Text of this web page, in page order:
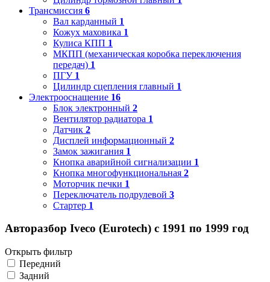
Трансмиссия 6
Вал карданный 1
Кожух маховика 1
Кулиса КПП 1
МКПП (механическая коробка переключения
передач) 1
ПГУ 1
Цилиндр сцепления главный 1
Электрооснащение 16
Блок электронный 2
Вентилятор радиатора 1
Датчик 2
Дисплей информационный 2
Замок зажигания 1
Кнопка аварийной сигнализации 1
Кнопка многофункциональная 2
Моторчик печки 1
Переключатель подрулевой 3
Стартер 1
Авторазбор Iveco (Eurotech) с 1991 по 1999 год
Открыть фильтр
Передний
Задний